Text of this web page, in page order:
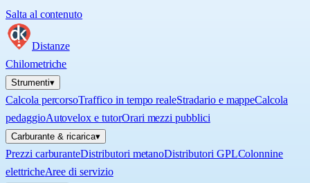
Salta al contenuto
Distanze
Chilometriche
Strumenti▾
Calcola percorsoTraffico in tempo realeStradario e mappeCalcola
pedaggioAutovelox e tutorOrari mezzi pubblici
Carburante & ricarica▾
Prezzi carburanteDistributori metanoDistributori GPLColonnine
elettricheAree di servizio